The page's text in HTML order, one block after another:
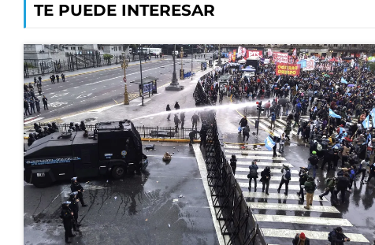
TE PUEDE INTERESAR